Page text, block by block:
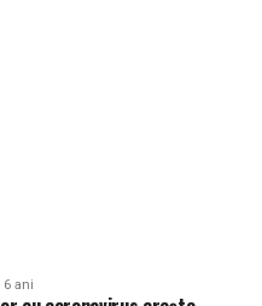
ani